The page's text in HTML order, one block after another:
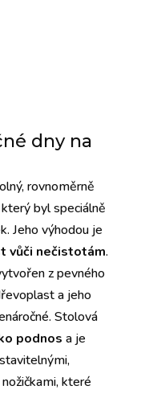
dny na
rovnoměrně
byl speciálně
Jeho výhodou je
vůči nečistotám.
z pevného
a jeho
Stolová
podnos a je
které